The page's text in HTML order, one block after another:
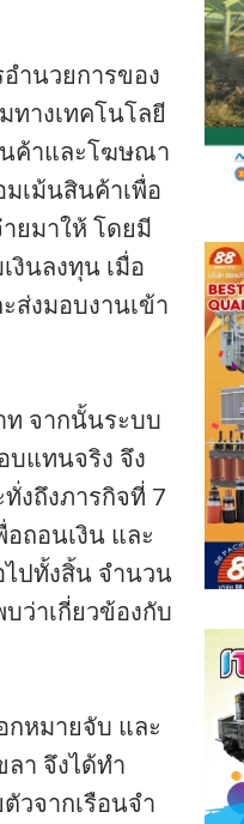
ำนวยการของ
างเทคโนโลยี
นค้าและโฆษณา
เม้นสินค้าเพื่อ
ยมาให้ โดยมี
งินลงทุน เมื่อ
ส่งมอบงานเข้า
ท จากนั้นระบบ
บแทนจริง จึง
งถึงภารกิจที่ 7
ถอนเงิน และ
ไปทั้งสิ้น จำนวน
ว่าเกี่ยวข้องกับ
กหมายจับ และ
า จึงได้ทำ
วจากเรือนจำ